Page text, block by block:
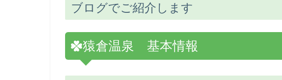
ブログでご紹介します
猿倉温泉 基本情報